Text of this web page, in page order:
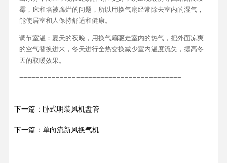
霉，床和墙被腐烂的问题，所以用换气扇经常除去室内的湿气，
能使居室和人保持舒适和健康。
调节室温：夏天的夜晚，用换气扇驱走室内的热气，把外面凉爽
的空气替换进来，冬天进行全热交换减少室内温度流失，提高冬
天的取暖效果。
========================================
下一篇：卧式明装风机盘管
下一篇：单向流新风换气机